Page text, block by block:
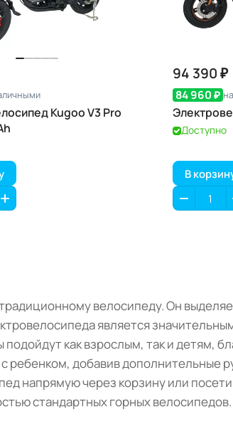
Kugoo V3 Pro
94 390 ₽
84 960 ₽
Доступно
В
велосипеду. Он
является
как взрослым, так и детям,
ребенком, добавив дополнительные
напрямую через корзину или
стандартных горных велосипедов.